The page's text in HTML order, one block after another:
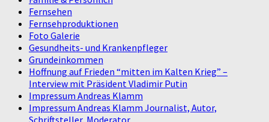
Fernsehen
Fernsehproduktionen
Foto Galerie
Gesundheits- und Krankenpfleger
Grundeinkommen
Hoffnung auf Frieden “mitten im Kalten Krieg” –
Interview mit Präsident Vladimir Putin
Impressum Andreas Klamm
Impressum Andreas Klamm Journalist, Autor,
Schriftsteller, Moderator